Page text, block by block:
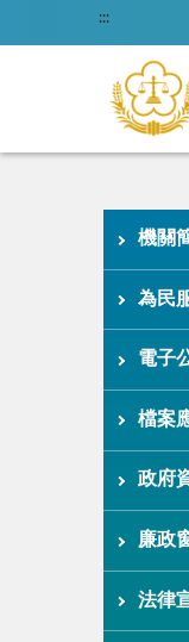
:::
機關
為民
電子
檔案
政府
廉政
法律